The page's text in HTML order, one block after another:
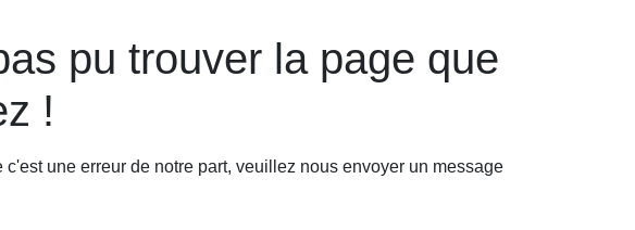
pu trouver la page que
!
c'est une erreur de notre part, veuillez nous envoyer un